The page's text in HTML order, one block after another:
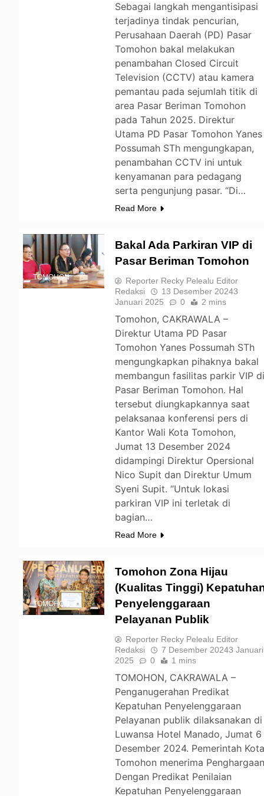
Sebagai langkah mengantisipasi
terjadinya tindak pencurian,
Perusahaan Daerah (PD) Pasar
Tomohon bakal melakukan
penambahan Closed Circuit
Television (CCTV) atau kamera
pemantau pada sejumlah titik di
area Pasar Beriman Tomohon
pada Tahun 2025. Direktur
Utama PD Pasar Tomohon Yanes
Possumah STh mengungkapan,
penambahan CCTV ini untuk
kenyamanan para pedagang
serta pengunjung pasar. “Di…
Read More
TOMOHON
Bakal Ada Parkiran VIP di
Pasar Beriman Tomohon
Reporter Recky Pelealu Editor
Redaksi
13 Desember 20243
Januari 2025
0 2 mins
Tomohon, CAKRAWALA –
Direktur Utama PD Pasar
Tomohon Yanes Possumah STh
mengungkapkan pihaknya bakal
membangun fasilitas parkir VIP
Pasar Beriman Tomohon. Hal
tersebut diungkapkannya saat
pelaksanaa konferensi pers di
Kantor Wali Kota Tomohon,
Jumat 13 Desember 2024
didampingi Direktur Opersional
Nico Supit dan Direktur Umum
Syeni Supit. “Untuk lokasi
parkiran VIP ini terletak di
bagian…
Read More
TOMOHON
Tomohon Zona Hijau
(Kualitas Tinggi)
Penyelenggaraan
Pelayanan Publik
Reporter Recky Pelealu Editor
Redaksi
7 Desember 20243 Januari
2025
0 1 mins
TOMOHON, CAKRAWALA –
Penganugerahan Predikat
Kepatuhan Penyelenggaraan
Pelayanan publik dilaksanakan di
Luwansa Hotel Manado, Jumat 6
Desember 2024. Pemerintah
Tomohon menerima
Dengan Predikat Penilaian
Kepatuhan Penyelenggaraan